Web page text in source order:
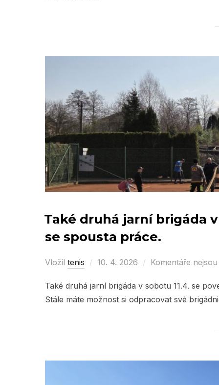
Také druhá jarní brigáda
se spousta práce.
Vložil tenis
Posted
10. 4. 2026 Komentáře
Také druhá jarní brigáda v sobotu 11.4. se
Stále máte možnost si odpracovat své